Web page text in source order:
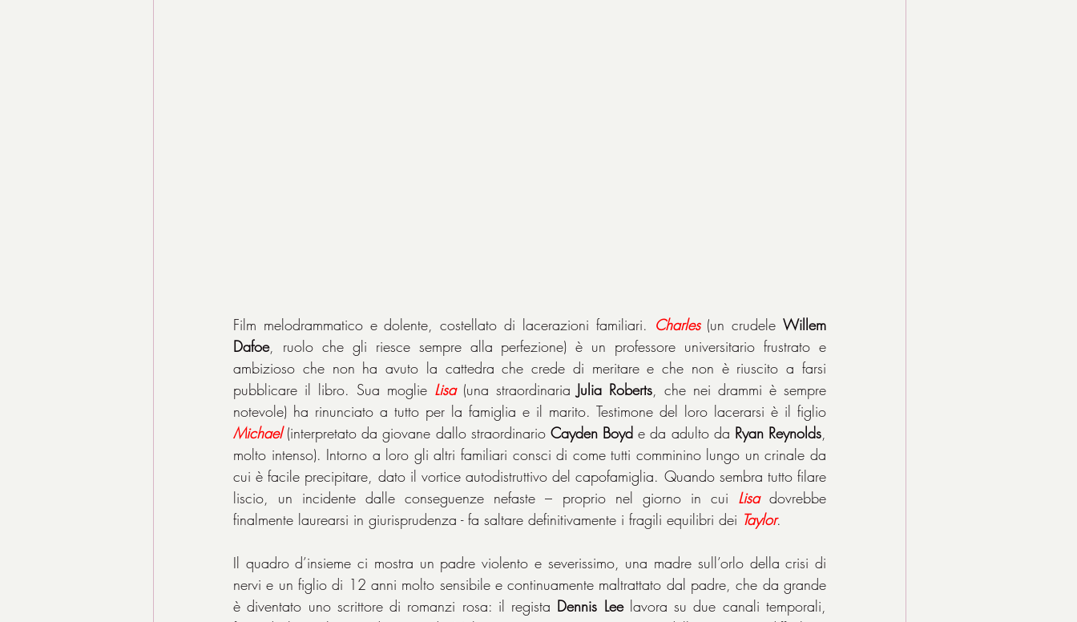
Film melodrammatico e dolente, costellato di lacerazioni familiari. Charles (un crudele Willem
Dafoe, ruolo che gli riesce sempre alla perfezione) è un professore universitario frustrato e
ambizioso che non ha avuto la cattedra che crede di meritare e che non è riuscito a farsi
pubblicare il libro. Sua moglie Lisa (una straordinaria Julia Roberts , che nei drammi è sempre
Michael (interpretato da giovane dallo straordinario Cayden Boyd e da adulto da Ryan Reynolds
molto intenso). Intorno a loro gli altri familiari consci di come tutti comminino lungo un crinale da
cui è facile precipitare, dato il vortice autodistruttivo del capofamiglia. Quando sembra tutto filare
liscio, un incidente dalle conseguenze nefaste – proprio nel giorno in cui Lisa dovrebbe
finalmente laurearsi in giurisprudenza - fa saltare definitivamente i fragili equilibri dei Taylor.
Il quadro d’insieme ci mostra un padre violento e severissimo, una madre sull’orlo della crisi di
nervi e un figlio di 12 anni molto sensibile e continuamente maltrattato dal padre, che da grande
è diventato uno scrittore di romanzi rosa: il regista Dennis Lee lavora su due canali temporali,